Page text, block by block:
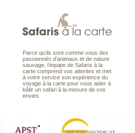
Parce qu’ils sont comme vous des
passionnés d’animaux et de nature
sauvage, l’équipe de Safaris à la
carte comprend vos attentes et met
à votre service son expérience du
voyage à la carte pour vous aider à
bâtir un safari à la mesure de vos
envies.